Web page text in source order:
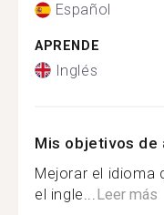
Español
APRENDE
Inglés
Mis objetivos de
Mejorar el idioma
el ingle... Leer más